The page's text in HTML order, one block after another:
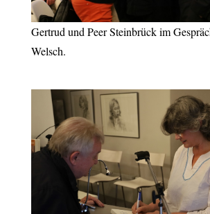
Gertrud und Peer Steinbrück im
Welsch.